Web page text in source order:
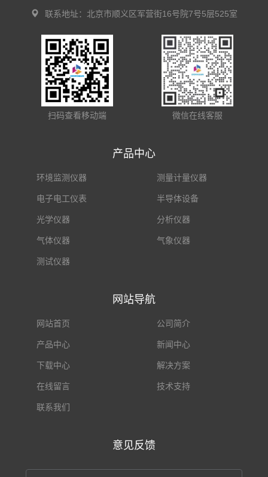
联系地址：北京市顺义区军营街16号院7号5层525室
扫码查看移动端 微信在线客服
产品中心
环境监测仪器 测量计量仪器
电子电工仪表 半导体设备
光学仪器 分析仪器
气体仪器 气象仪器
测试仪器
网站导航
网站首页 公司简介
产品中心 新闻中心
下载中心 解决方案
在线留言 技术支持
联系我们
意见反馈